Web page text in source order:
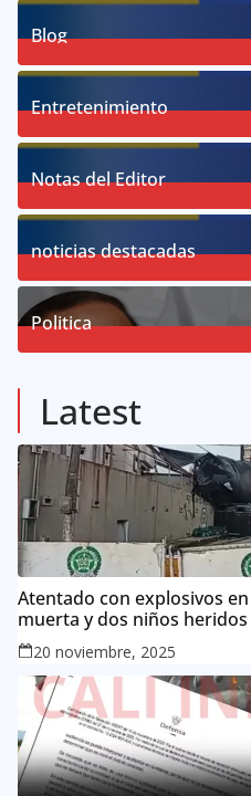
Blog
Entretenimiento
Notas del Editor
noticias destacadas
Politica
Latest
Atentado con explosivos
muerta y dos niños heridos
20 noviembre, 2025